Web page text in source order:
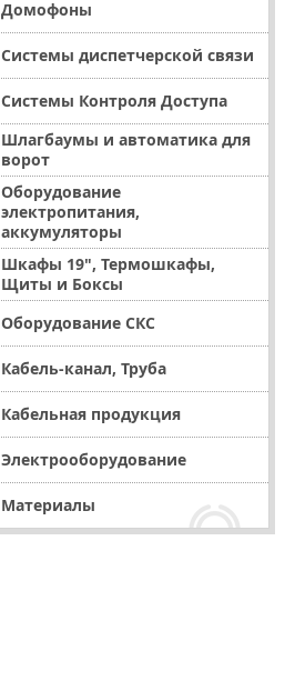
Домофоны
Системы диспетчерской связи
Системы Контроля Доступа
Шлагбаумы и автоматика для
ворот
Оборудование
электропитания,
аккумуляторы
Шкафы 19", Термошкафы,
Щиты и Боксы
Оборудование СКС
Кабель-канал, Труба
Кабельная продукция
Электрооборудование
Материалы